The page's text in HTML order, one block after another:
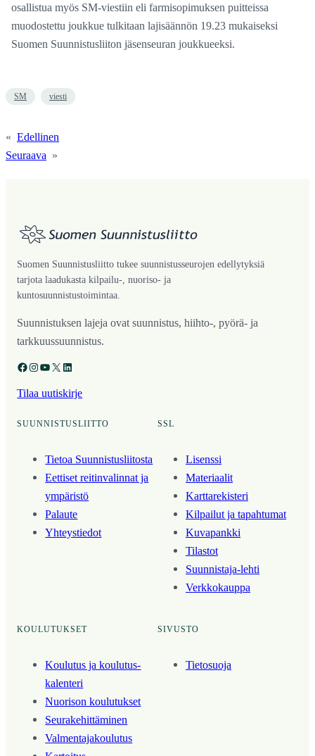
osallistua myös SM-viestiin eli farmisopimuksen puitteissa
muodostettu joukkue tulkitaan lajisäännön 19.23 mukaiseksi
Suomen Suunnistusliiton jäsenseuran joukkueeksi.
SM viesti
« Edellinen
Seuraava »
Suomen Suunnistusliitto tukee suunnistusseurojen edellytyksiä
tarjota laadukasta kilpailu-, nuoriso- ja
kuntosuunnistustoimintaa.
Suunnistuksen lajeja ovat suunnistus, hiihto-, pyörä- ja
tarkkuussuunnistus.
Facebook Instagram YouTube X LinkedIn
Tilaa uutiskirje
SUUNNISTUSLIITTO
Tietoa Suunnistusliitosta
Eettiset reitinvalinnat ja
ympäristö
Palaute
Yhteystiedot
SSL
Lisenssi
Materiaalit
Karttarekisteri
Kilpailut ja tapahtumat
Kuvapankki
Tilastot
Suunnistaja-lehti
Verkkokauppa
KOULUTUKSET
Koulutus ja koulutus­
kalenteri
Nuorison koulutukset
Seura­kehittäminen
Valmentaja­koulutus
SIVUSTO
Tietosuoja